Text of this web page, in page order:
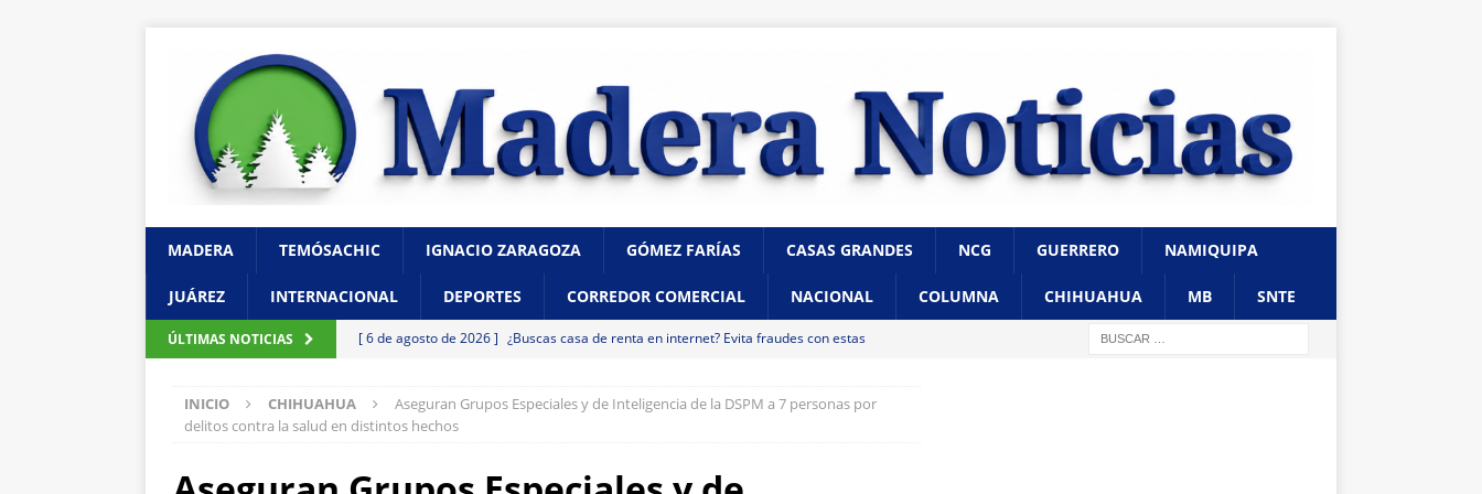
MADERA TEMÓSACHIC IGNACIO ZARAGOZA GÓMEZ FARÍAS CASAS GRANDES NCG GUERRERO NAMIQUIPA
JUÁREZ INTERNACIONAL DEPORTES CORREDOR COMERCIAL NACIONAL COLUMNA CHIHUAHUA MB SNTE
ÚLTIMAS NOTICIAS [ 6 de agosto de 2026 ] ¿Buscas casa de renta en internet? Evita fraudes con estas
[ 6 de agosto de 2026 ] Ejecutan a hombre dentro de su vivienda en la colonia Ramón
[ 6 de agosto de 2026 ] Impulsan Francisco Sánchez y Alfredo Chávez reforma para
INICIO CHIHUAHUA
Aseguran Grupos Especiales y de Inteligencia de la DSPM a 7 personas por
delitos contra la salud en distintos hechos